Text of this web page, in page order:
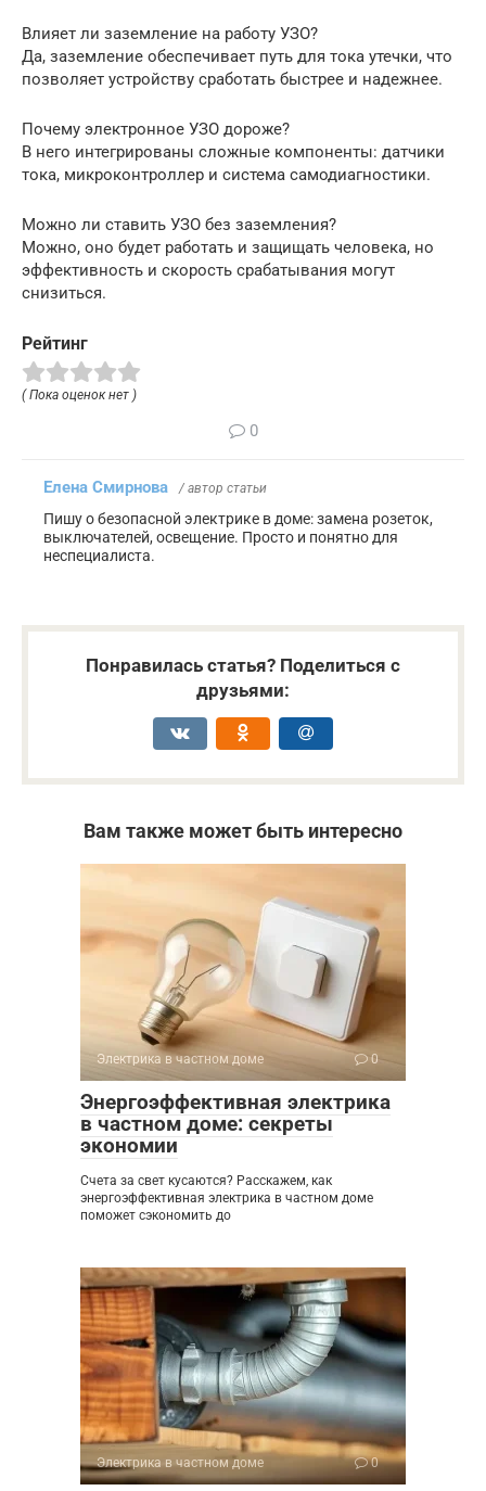
Влияет ли заземление на работу УЗО?
Да, заземление обеспечивает путь для тока утечки, что
позволяет устройству сработать быстрее и надежнее.
Почему электронное УЗО дороже?
В него интегрированы сложные компоненты: датчики
тока, микроконтроллер и система самодиагностики.
Можно ли ставить УЗО без заземления?
Можно, оно будет работать и защищать человека, но
эффективность и скорость срабатывания могут
снизиться.
Рейтинг
( Пока оценок нет )
0
Елена Смирнова / автор статьи
Пишу о безопасной электрике в доме: замена розеток,
выключателей, освещение. Просто и понятно для
неспециалиста.
Понравилась статья? Поделиться с
друзьями:
Вам также может быть интересно
Электрика в частном доме 0
Энергоэффективная электрика
в частном доме: секреты
экономии
Счета за свет кусаются? Расскажем, как
энергоэффективная электрика в частном доме
поможет сэкономить до
Электрика в частном доме 0